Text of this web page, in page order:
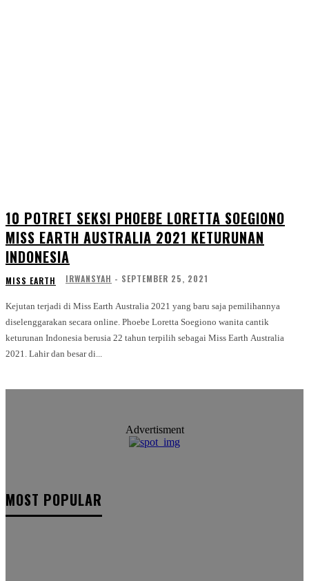
10 POTRET SEKSI PHOEBE LORETTA SOEGIONO
MISS EARTH AUSTRALIA 2021 KETURUNAN
INDONESIA
MISS EARTH IRWANSYAH - SEPTEMBER 25, 2021
Kejutan terjadi di Miss Earth Australia 2021 yang baru saja pemilihannya
diselenggarakan secara online. Phoebe Loretta Soegiono wanita cantik
keturunan Indonesia berusia 22 tahun terpilih sebagai Miss Earth Australia
2021. Lahir dan besar di...
Advertisment
MOST POPULAR